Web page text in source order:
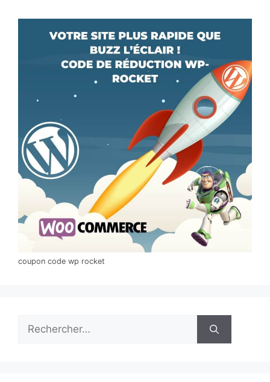
coupon code wp rocket
Rechercher :